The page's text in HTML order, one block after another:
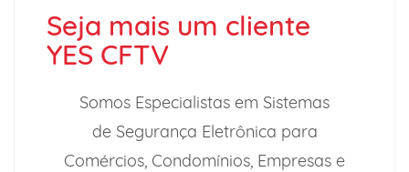
Seja mais um cliente
YES CFTV
Somos Especialistas em Sistemas
de Segurança Eletrônica para
Comércios, Condomínios, Empresas e